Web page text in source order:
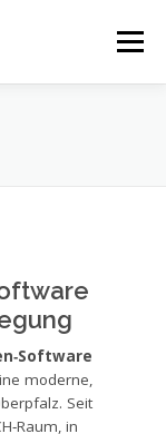
Menü
moderne,
Seit
in